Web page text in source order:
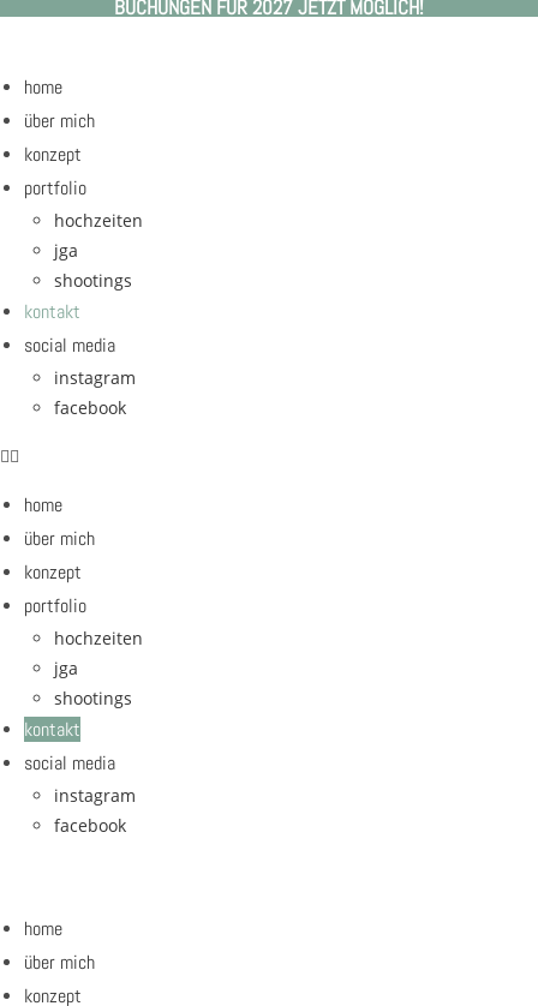
Zum
springen
BUCHUNGEN FÜR 2027 JETZT MÖGLICH!
home
über mich
konzept
portfolio
hochzeiten
jga
shootings
kontakt
social media
instagram
facebook
home
über mich
konzept
portfolio
hochzeiten
jga
shootings
kontakt
social media
instagram
facebook
home
über mich
konzept